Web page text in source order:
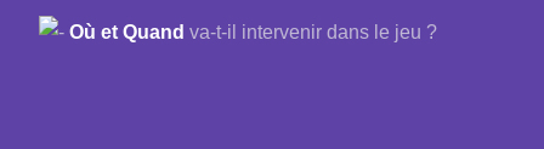
Où et Quand va-t-il intervenir dans le jeu ?